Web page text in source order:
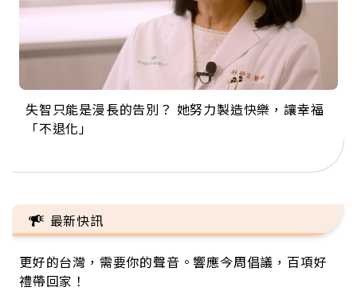
失智只能是漫長的告別？ 她努力製造快樂，讓幸福
「不退化」
來自剛果的巧克力神父 為台灣奉獻36年 「台灣是我
的家，我連作夢都講台語！」
63歲卸矽谷副總、搬回台灣找快樂！「蛋黃哥小
丑」走進安養院，逗樂上萬爺奶：退休後才開始真
104歲打破金氏世界紀錄 成為全球最年長羽球選
手，分享長壽的秘密原來是「這個」
事業巔峰他選擇追夢…黑手阿伯拉小提琴還登上小
巨蛋！連CNN都大讚！
最新快訊
更好的台灣，需要你的聲音。響應今周倡議，百項好
禮帶回家！